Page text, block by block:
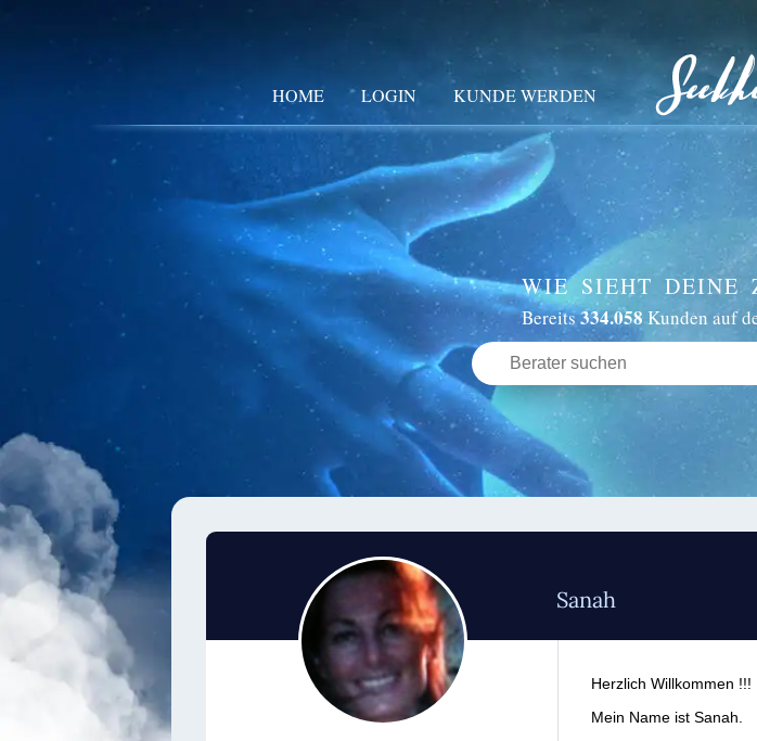
HOME LOGIN KUNDE WERDEN
WIE SIEHT DEINE
Bereits334.058 Kunden auf
Sanah
Herzlich Willkommen
Mein Name ist Sanah.